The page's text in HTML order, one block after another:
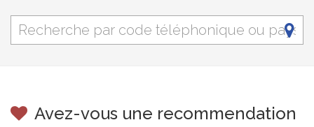
Avez-vous une recommendation